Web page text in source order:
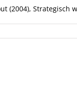
(2004),